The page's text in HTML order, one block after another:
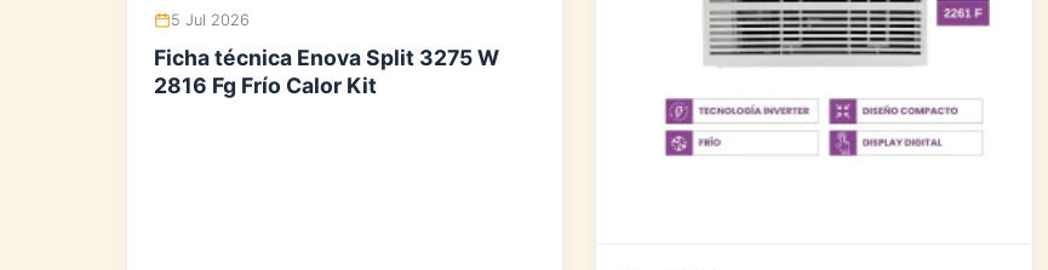
5 Jul 2026
Ficha técnica Enova Split 3275 W
2816 Fg Frío Calor Kit